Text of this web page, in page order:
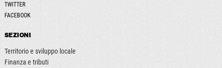
TWITTER
FACEBOOK
SEZIONI
Territorio e sviluppo locale
Finanza e tributi